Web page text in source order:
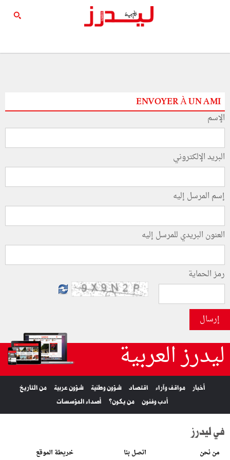
ENVOYER À UN AMI
الإسم
البريد الإلكتروني
إسم المرسل إليه
العنون البريدي للمرسل إليه
رمز الحماية
إرسال
ليدرز العربية
أخبار مواقف وآراء اقتصاد شؤون وطنية شؤون عربية
من التاريخ
أدب وفنون
من يكون؟ أصداء المؤسسات
في ليدرز
من نحن اتصل بنا خريطة الموقع